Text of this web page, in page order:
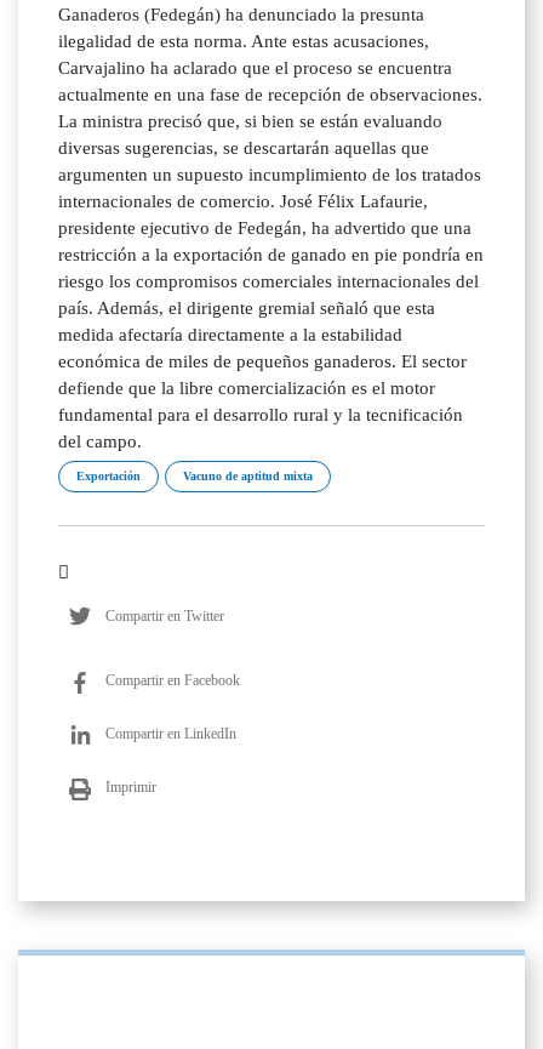
Ganaderos (Fedegán) ha denunciado la presunta
ilegalidad de esta norma. Ante estas acusaciones,
Carvajalino ha aclarado que el proceso se encuentra
actualmente en una fase de recepción de observaciones.
La ministra precisó que, si bien se están evaluando
diversas sugerencias, se descartarán aquellas que
argumenten un supuesto incumplimiento de los tratados
internacionales de comercio. José Félix Lafaurie,
presidente ejecutivo de Fedegán, ha advertido que una
restricción a la exportación de ganado en pie pondría en
riesgo los compromisos comerciales internacionales del
país. Además, el dirigente gremial señaló que esta
medida afectaría directamente a la estabilidad
económica de miles de pequeños ganaderos. El sector
defiende que la libre comercialización es el motor
fundamental para el desarrollo rural y la tecnificación
del campo.
Exportación Vacuno de aptitud mixta
Compartir en Twitter
Compartir en Facebook
Compartir en LinkedIn
Imprimir